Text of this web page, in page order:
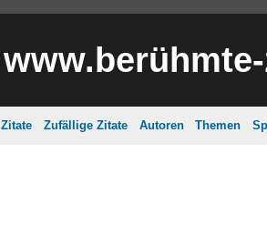
Zufällige Zitate Autoren Themen